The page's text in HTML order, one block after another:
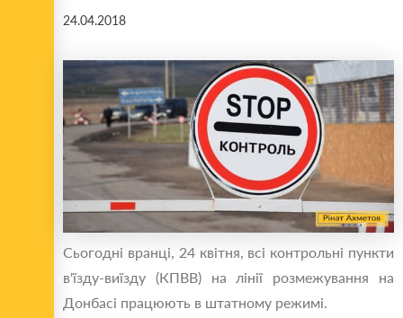
24.04.2018
Сьогодні вранці, 24 квітня, всі контрольні пункти
в'їзду-виїзду (КПВВ) на лінії розмежування на
Донбасі працюють в штатному режимі.